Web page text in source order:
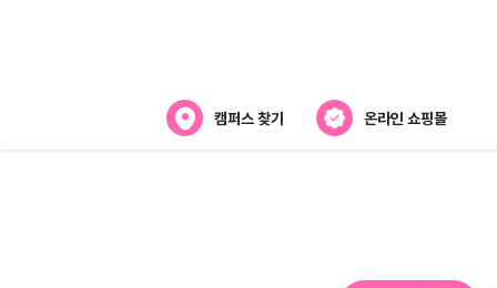
캠퍼스 찾기 온라인 쇼핑몰
전국캠퍼스 찾기